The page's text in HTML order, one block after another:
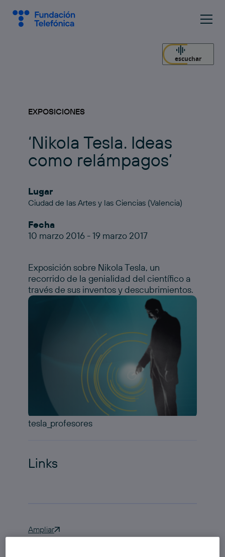
escuchar
EXPOSICIONES
‘Nikola Tesla. Ideas
como relámpagos’
Lugar
Ciudad de las Artes y las Ciencias (Valencia)
Fecha
10 marzo 2016 - 19 marzo 2017
Exposición sobre Nikola Tesla, un
recorrido de la genialidad del científico a
través de sus inventos y descubrimientos.
tesla_profesores
Links
Ampliar